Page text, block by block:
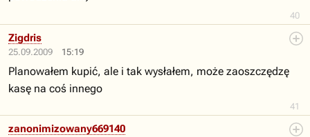
40
25.09.2009 15:19
41
Zigdris
Planowałem kupić, ale i tak wysłałem, może zaoszczędzę
kasę na coś innego
zanonimizowany669140